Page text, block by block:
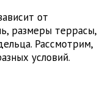
от
размеры террасы,
Рассмотрим,
условий.